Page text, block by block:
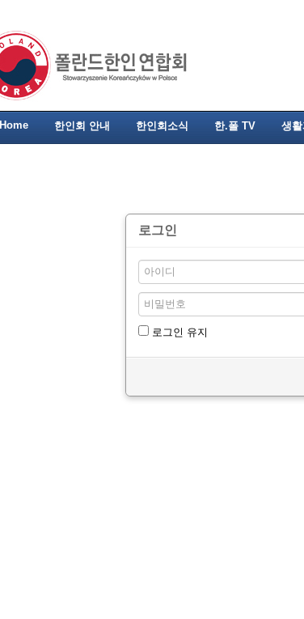
Home 한인회 안내 한인회소식 한.폴 TV 생
로그인
로그인 유지